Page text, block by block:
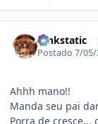
funkstatic
Postado7/05/
Ahhh mano!!
Manda seu pai
Porra de cresce...